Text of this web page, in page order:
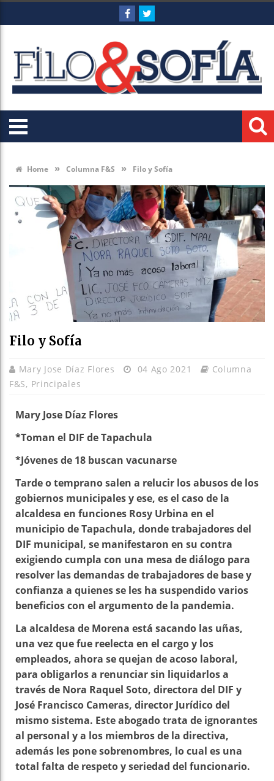
Home » Columna F&S » Filo y Sofía
Filo y Sofía
Mary Jose Díaz Flores 04 Ago 2021
Columna
F&S, Principales
Mary Jose Díaz Flores
*Toman el DIF de Tapachula
*Jóvenes de 18 buscan vacunarse
Tarde o temprano salen a relucir los abusos de los
gobiernos municipales y ese, es el caso de la
alcaldesa en funciones Rosy Urbina en el
municipio de Tapachula, donde trabajadores del
DIF municipal, se manifestaron en su contra
exigiendo cumpla con una mesa de diálogo para
resolver las demandas de trabajadores de base y
confianza a quienes se les ha suspendido varios
beneficios con el argumento de la pandemia.
La alcaldesa de Morena está sacando las uñas,
una vez que fue reelecta en el cargo y los
empleados, ahora se quejan de acoso laboral,
para obligarlos a renunciar sin liquidarlos a
través de Nora Raquel Soto, directora del DIF y
José Francisco Cameras, director Jurídico del
mismo sistema. Este abogado trata de ignorantes
al personal y a los miembros de la directiva,
además les pone sobrenombres, lo cual es una
total falta de respeto y seriedad del funcionario.